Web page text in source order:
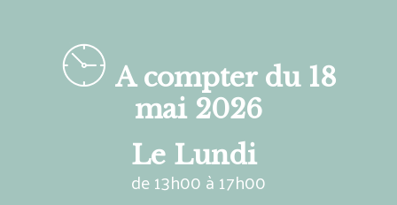
A compter du 18
mai 2026
Le Lundi
de 13h00 à 17h00